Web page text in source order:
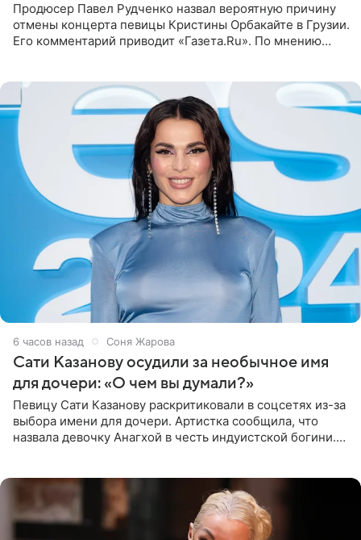
Продюсер Павел Рудченко назвал вероятную причину
отмены концерта певицы Кристины Орбакайте в Грузии.
Его комментарий приводит «Газета.Ru». По мнению
6 часов назад Соня Жарова
Сати Казанову осудили за необычное имя
для дочери: «О чем вы думали?»
Певицу Сати Казанову раскритиковали в соцсетях из-за
выбора имени для дочери. Артистка сообщила, что
назвала девочку Анагхой в честь индуистской богини.